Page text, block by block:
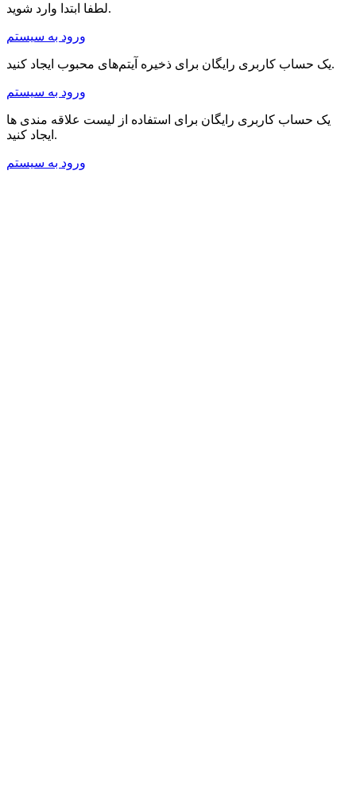
لطفا ابتدا وارد شوید.
ورود به سیستم
یک حساب کاربری رایگان برای ذخیره آیتم‌های محبوب ایجاد کنید.
ورود به سیستم
یک حساب کاربری رایگان برای استفاده از لیست علاقه مندی ها
ایجاد کنید.
ورود به سیستم